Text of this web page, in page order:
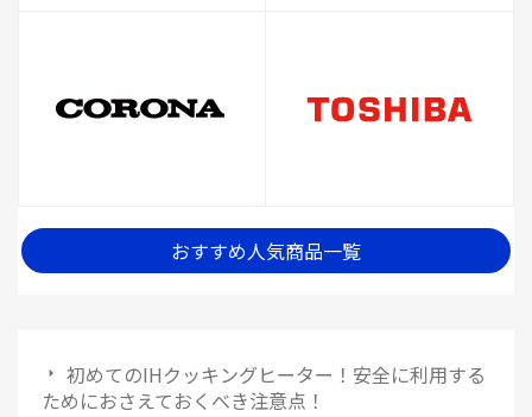
おすすめ人気商品一覧
初めてのIHクッキングヒーター！安全に利用する
ためにおさえておくべき注意点！